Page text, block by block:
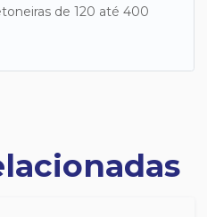
de 120 até 400